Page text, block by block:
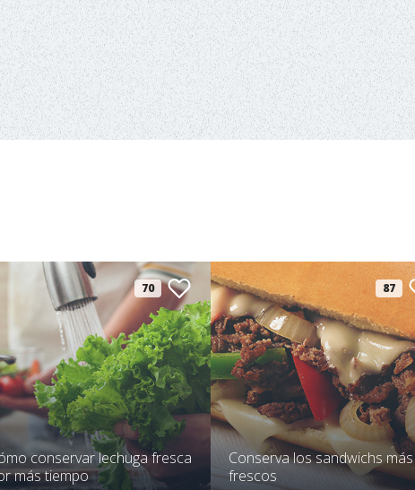
70
conservar lechuga fresca
más tiempo
87
Conserva los sandwichs más
frescos